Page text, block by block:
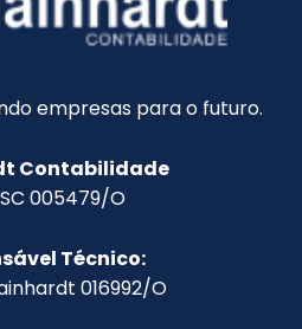
empresas para o futuro.
Contabilidade
005479/O
Técnico:
016992/O